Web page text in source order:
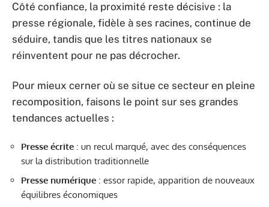
Côté confiance, la proximité reste décisive : la
presse régionale, fidèle à ses racines, continue de
séduire, tandis que les titres nationaux se
réinventent pour ne pas décrocher.
Pour mieux cerner où se situe ce secteur en pleine
recomposition, faisons le point sur ses grandes
tendances actuelles :
Presse écrite : un recul marqué, avec des conséquences
sur la distribution traditionnelle
Presse numérique : essor rapide, apparition de nouveaux
équilibres économiques